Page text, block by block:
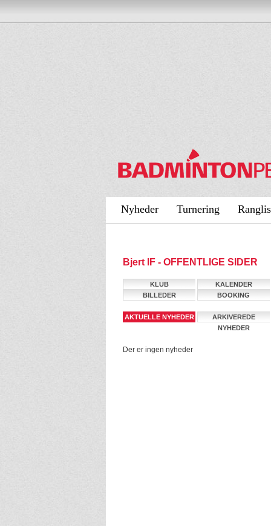
Nyheder Turnering
Bjert IF - OFFENTLIGE SIDER
KLUB
KALENDER
BILLEDER
BOOKING
AKTUELLE NYHEDER
ARKIVEREDE
NYHEDER
Der er ingen nyheder